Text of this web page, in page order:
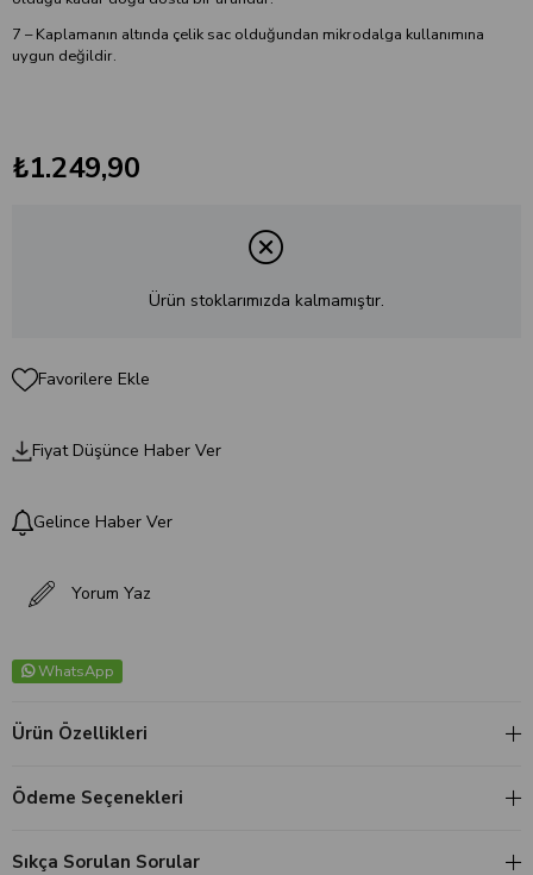
7 – Kaplamanın altında çelik sac olduğundan mikrodalga kullanımına
uygun değildir.
₺1.249,90
Ürün stoklarımızda kalmamıştır.
Favorilere Ekle
Fiyat Düşünce Haber Ver
Gelince Haber Ver
Yorum Yaz
WhatsApp
Ürün Özellikleri
Ödeme Seçenekleri
Sıkça Sorulan Sorular